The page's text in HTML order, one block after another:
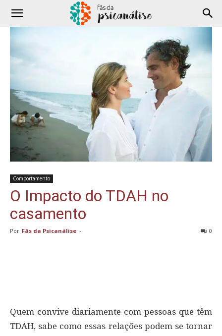
Comportamento
O Impacto do TDAH no
casamento
Por Fãs da Psicanálise - 0
Quem convive diariamente com pessoas que têm
TDAH, sabe como essas relações podem se tornar